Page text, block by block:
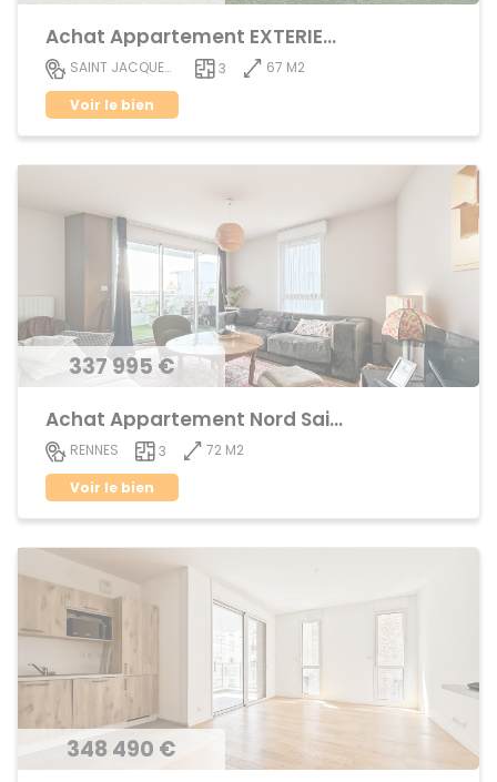
Achat Appartement EXTERIEUR
SAINT JACQUES DE LA LANDE 3
67 M2
Voir le bien
337 995 €
Achat Appartement Nord Saint-Martin
RENNES 3
72 M2
Voir le bien
348 490 €